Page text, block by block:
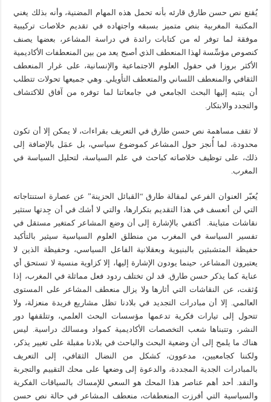
يُقنع نص حسن طارق قارئه بأنه تحمل هذه المهام المضنية، وأنه بذلك يغني
المكتبة المغربية بنص متميز بسبقه واجتهاده في تقديم خلاصات تركيبية
موفقة لما توفر له من كتابات رائدة في دراسة المشاعر، بعضها يصنف
كنصوص مؤسِّسة لهذا المنعطف الذي أصبح يعد من بين المنعطفات الأكاديمية
الأكثر بروزا في حقول العلوم الاجتماعية والإنسانية، على غرار المنعطف
الثقافي والمنعطف اللساني والمتعطف التأويلي. وهي جميعها تحولات تتطلب
أن ينتبه إليها البحث الجامعي في جامعاتنا لما توفره من آفاق للاكتشاف
والتجدد والابتكار.
لا تقف مساهمة نص حسن طارق في التعريف بقراءات، لا يمكن إلا أن تكون
محدودة، لما أُنجز حول المشاعر كموضوع سياسي، بل عمَل بالإضافة إلى
ذلك، على توظيف خلاصاته كباحث في علم السياسة، لتحليل السياسة في
المغرب.
يُعبّر العنوان الفرعي لمقالة طارق “القبائل الحزينة” عن عصارة استنتاجاته
التي لن أتعسف في هذا التقديم بتكرارها، والتي لا أشك في أن جِدتها ستثير
نقاشات متباينة. أكتفي بالإشارة إلى أن وضع المشاعر كمتغير مستقل في
تفسير السياسة في المغرب من منطلق العلوم السياسية سيثير بالتأكيد
حفيظة المتشبثين بالبنيوية وبعقلانية الفاعل السياسي، وحفيظة الذين لا
يعتبرون المشاعر، حينما يودون الإشارة إليها، إلا كزاوية منسية لا تستحق أي
عناية كما يذكر حسن طارق. قد لن تختلف ردود فعل مماثلة في المغرب، إذا
وُثقت، عن النقاشات التي أثارها ولا يزال منعطف المشاعر على المستوى
العالمي. إلا أن مبادرات التجديد في بلادنا تظل مشاريع فريدة منعزلة، ولا
تتحول إلى تيارات فكرية تدعمها مؤسسات البحث العلمي، وتتلقفها دور
النشر، وتتبناها شعب التخصصات الأكاديمية كمواد ومسالك دراسية. ليس
هناك ما يلمح إلى أن وضعية البحث والباحث في بلادنا مقبلة على تغيير يذكر،
ولكننا كجامعيين، مدعوون، كشكل من النضال الثقافي، إلى التعريف
بالمبادرات الجدية المجددة، والدعوة إلى وضعها على محك التقييم والتجربة
والنقد. أحد أهم عناصر هذا المحك هو السعي للإمساك بالسياقات الفكرية
والسياسية التي أفرزت المنعطفات، منعطف المشاعر في حالة نص حسن